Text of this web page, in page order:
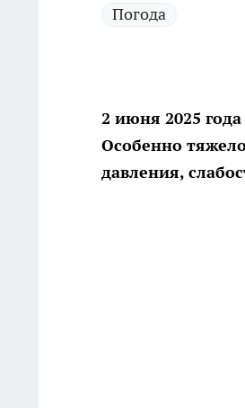
Погода
2 июня 2025
Особенно
давления,